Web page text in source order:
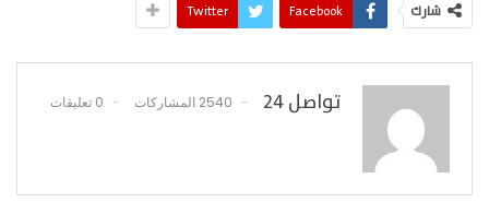
شارك Facebook
Twitter
تواصل 24 2540 المشاركات 0 تعليقات